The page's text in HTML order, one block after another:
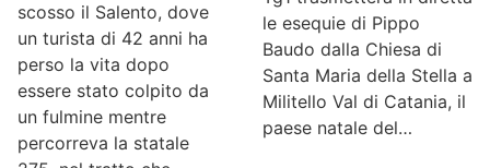
scosso il Salento, dove
un turista di 42 anni ha
perso la vita dopo
essere stato colpito da
un fulmine mentre
percorreva la statale
le esequie di Pippo
Baudo dalla Chiesa di
Santa Maria della Stella a
Militello Val di Catania, il
paese natale del…